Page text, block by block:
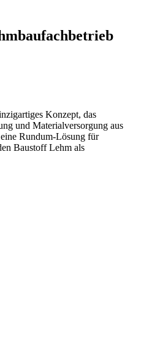
Konzept, das
und Materialversorgung aus
Rundum-Lösung für
Baustoff Lehm als